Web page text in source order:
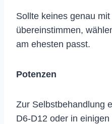
Sollte keines genau
übereinstimmen,
am ehesten passt.
Potenzen
Zur Selbstbehandlung
D6-D12 oder in